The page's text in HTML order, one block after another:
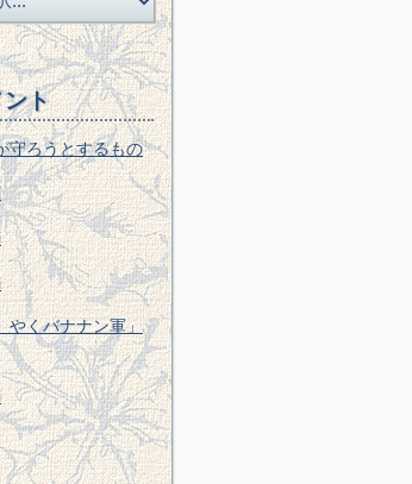
ト
守ろうとするもの
やくバナナン軍」